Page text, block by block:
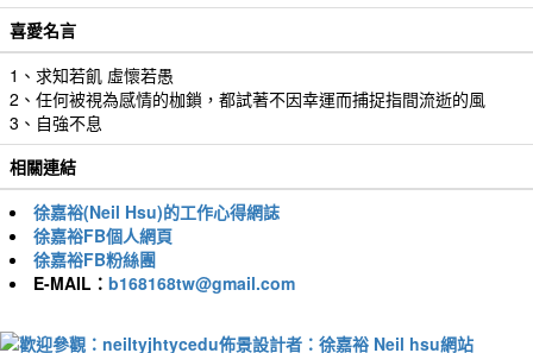
喜愛名言
1、求知若飢 虛懷若愚
2、任何被視為感情的枷鎖，都試著不因幸運而捕捉指間流逝的風
3、自強不息
相關連結
徐嘉裕(Neil Hsu)的工作心得網誌
徐嘉裕FB個人網頁
徐嘉裕FB粉絲團
E-MAIL： b168168tw@gmail.com